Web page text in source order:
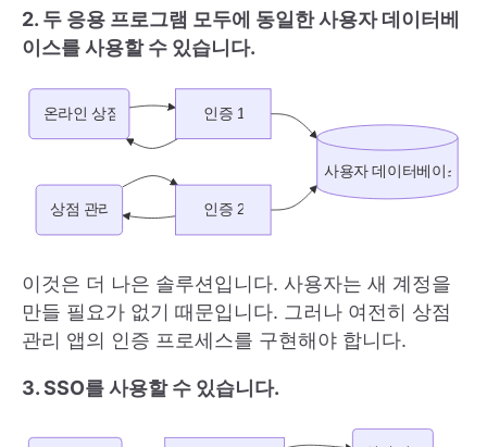
2. 두 응용 프로그램 모두에 동일한 사용자 데이터베
이스를 사용할 수 있습니다.
이것은 더 나은 솔루션입니다. 사용자는 새 계정을
만들 필요가 없기 때문입니다. 그러나 여전히 상점
관리 앱의 인증 프로세스를 구현해야 합니다.
3. SSO를 사용할 수 있습니다.